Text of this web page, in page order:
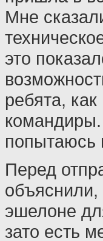
Мне
это
ребята,
попытаюсь
Перед
объяснили,
эшелоне
зато есть